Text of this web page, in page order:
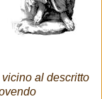
al descritto